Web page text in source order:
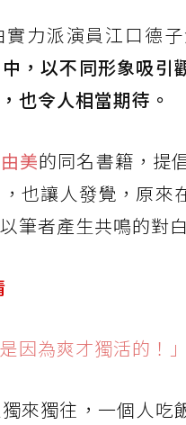
力派演員江口德子
，以不同形象吸引
也令人相當期待。
美的同名書籍，提
也讓人發覺，原
筆者產生共鳴的對
因為爽才獨活的！」
來獨往，一個人